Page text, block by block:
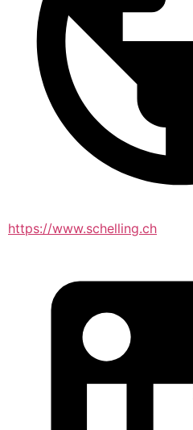
https://www.schelling.ch